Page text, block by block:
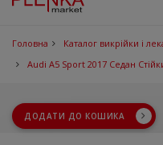
Головна Каталог викрійки і
Audi A5 Sport 2017 Седан
ДОДАТИ ДО КОШИКА